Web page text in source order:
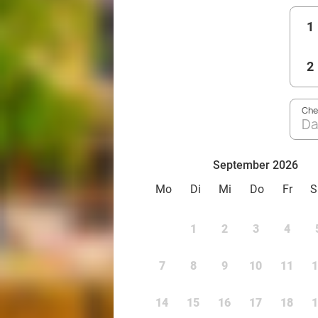
1
2
September 2026
Mo
Di Mi Do Fr
1 2 3 4
7 8 9 10 11
14 15 16 17 18